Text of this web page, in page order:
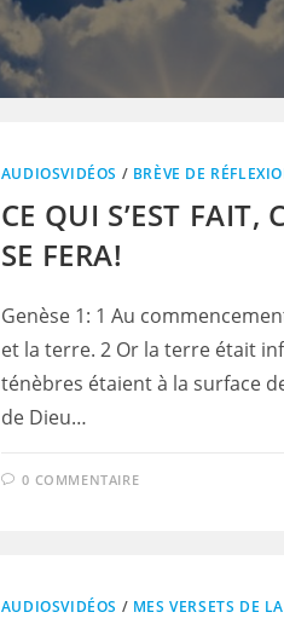
AUDIOSVIDÉOS / BRÈVE DE
CE QUI S’EST FAIT,
SE FERA!
Genèse 1: 1 Au
et la terre. 2 Or la terre était
ténèbres étaient à la surface
de Dieu…
0 COMMENTAIRE
AUDIOSVIDÉOS / MES VERSETS DE